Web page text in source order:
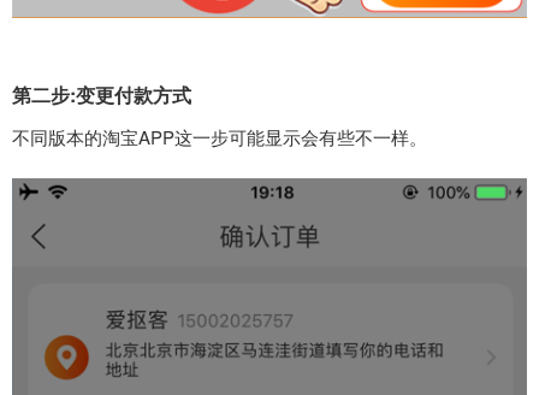
第二步:变更付款方式
不同版本的淘宝APP这一步可能显示会有些不一样。